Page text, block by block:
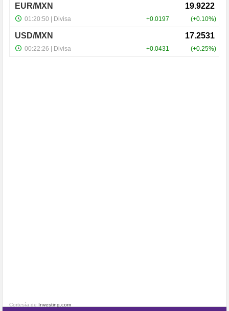
Cortesía de Investing.com